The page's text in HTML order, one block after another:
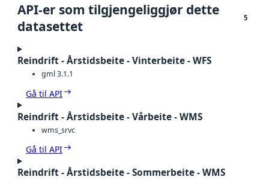
API-er som tilgjengeliggjør dette
datasettet
5
Reindrift - Årstidsbeite - Vinterbeite - WFS
gml 3.1.1
Gå til API
Reindrift - Årstidsbeite - Vårbeite - WMS
wms_srvc
Gå til API
Reindrift - Årstidsbeite - Sommerbeite - WMS